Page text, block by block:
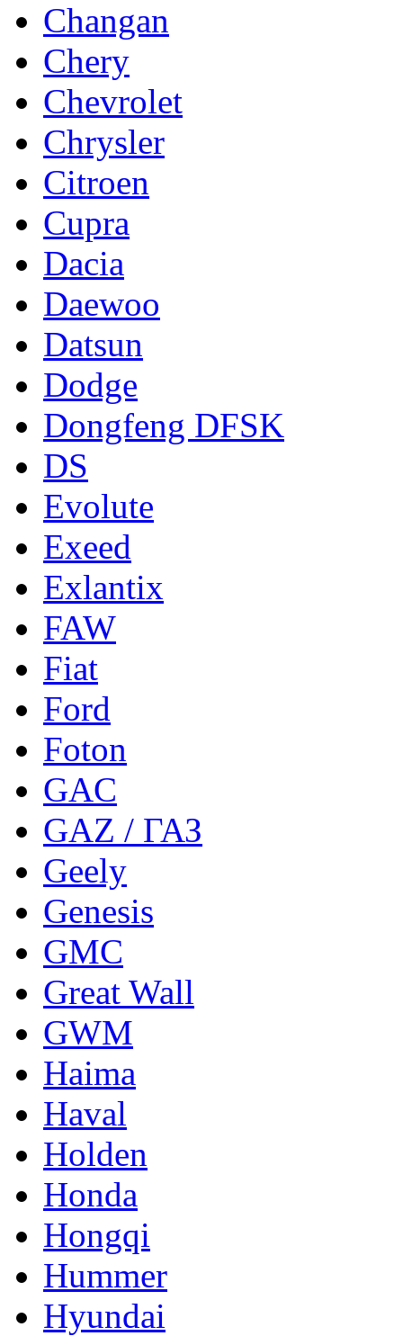
Changan
Chery
Chevrolet
Chrysler
Citroen
Cupra
Dacia
Daewoo
Datsun
Dodge
Dongfeng DFSK
DS
Evolute
Exeed
Exlantix
FAW
Fiat
Ford
Foton
GAC
GAZ / ГАЗ
Geely
Genesis
GMC
Great Wall
GWM
Haima
Haval
Holden
Honda
Hongqi
Hummer
Hyundai